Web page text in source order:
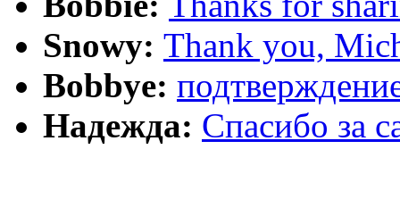
Snowy: Thank you,
Bobbye:
Надежда: Cпасибо за